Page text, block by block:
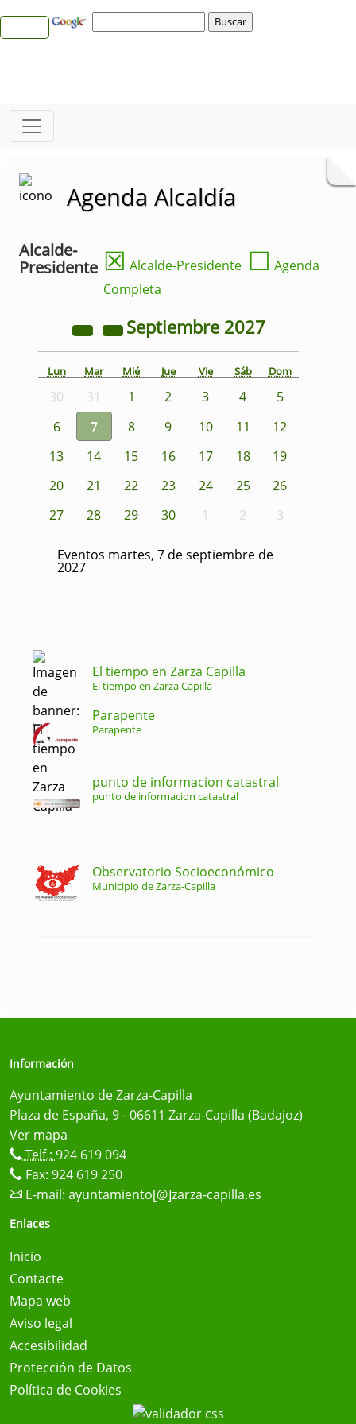
Agenda Alcaldía
Alcalde-
Presidente ☒ Alcalde-Presidente ☐ Agenda
Completa
Septiembre 2027
Lun Mar Mié Jue Vie Sáb Dom
30 31 1 2 3 4
5
6
7 8 9 10 11
12
13
14 15 16 17 18
19
20
21 22 23 24 25
26
27
28 29 30 1 2 3
Eventos martes, 7 de septiembre de
2027
El tiempo en Zarza Capilla
El tiempo en Zarza Capilla
Parapente
Parapente
punto de informacion catastral
punto de informacion catastral
Observatorio Socioeconómico
Municipio de Zarza-Capilla
Información
Ayuntamiento de Zarza-Capilla
Plaza de España, 9 - 06611 Zarza-Capilla (Badajoz)
Ver mapa
Telf.: 924 619 094
Fax: 924 619 250
E-mail: ayuntamiento[@]zarza-capilla.es
Enlaces
Inicio
Contacte
Mapa web
Aviso legal
Accesibilidad
Protección de Datos
Política de Cookies